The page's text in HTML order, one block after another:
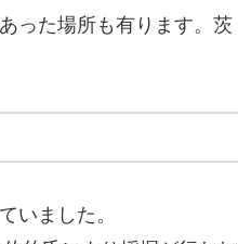
った場所も有ります。茨
いました。